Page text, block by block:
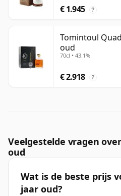
€ 1.945 ?
Tomintoul
oud
70cl • 43.1%
€ 2.918 ?
Veelgestelde vragen
oud
Wat is de beste prijs
jaar oud?